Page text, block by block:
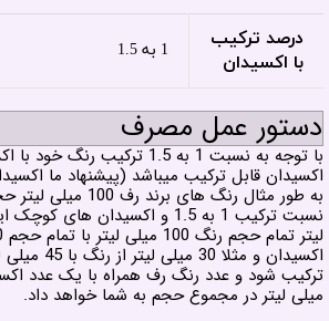
درصد ترکیب
با اکسیدان
1 به 1.5
دستور عمل مصرف
با توجه به نسبت 1 به 1.5 ترکیب
اکسیدان قابل ترکیب میباشد (پیشنهاد ما
به طور مثال رنگ های برند
اکسیدان و
میلی لیتر در مجموع حجم به شما خواهد داد.